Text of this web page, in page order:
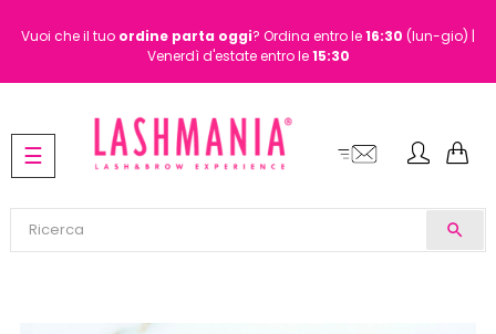
Vuoi che il tuo ordine parta oggi? Ordina entro le16:30 (lun-gio) |
Venerdì d'estate entro le15:30
search
navigazione
Toggle
☰